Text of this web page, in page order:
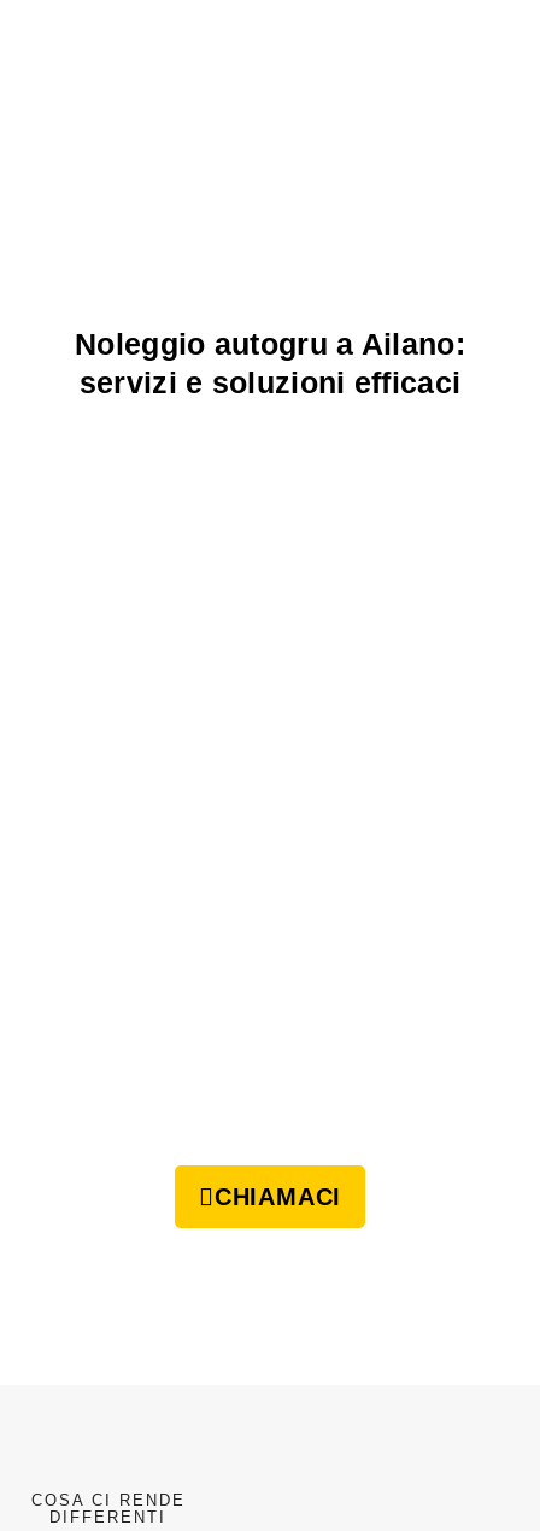
Noleggio autogru a Ailano:
servizi e soluzioni efficaci
CHIAMACI
COSA CI RENDE
DIFFERENTI